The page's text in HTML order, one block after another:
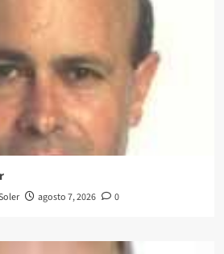
agosto 7, 2026 0